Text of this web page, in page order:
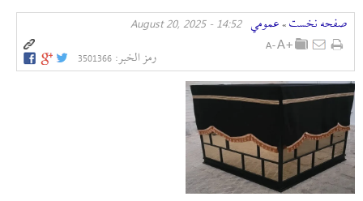
صفحه نخست » عمومي 14:52 - August 20, 2025
رمز الخبر: 3501366